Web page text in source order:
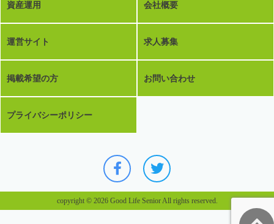
資産運用 会社概要
運営サイト 求人募集
掲載希望の方 お問い合わせ
プライバシーポリシー
copyright © 2026 Good Life Senior All rights reserved.